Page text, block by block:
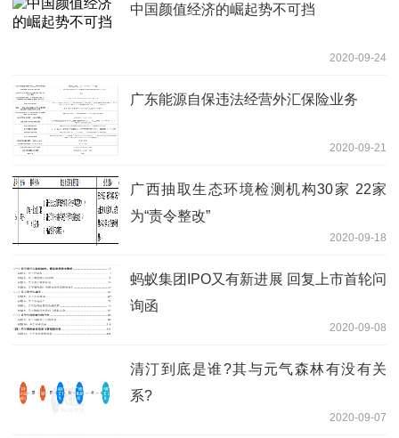
中国颜值经济的崛起势不可挡
2020-09-24
广东能源自保违法经营外汇保险业务
2020-09-21
广西抽取生态环境检测机构30家 22家
为“责令整改”
2020-09-18
蚂蚁集团IPO又有新进展 回复上市首轮问
询函
2020-09-08
清汀到底是谁?其与元气森林有没有关
系?
2020-09-07